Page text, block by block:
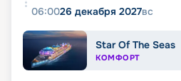
06:0026 декабря 2027вс
Star Of The Seas
КОМФОРТ